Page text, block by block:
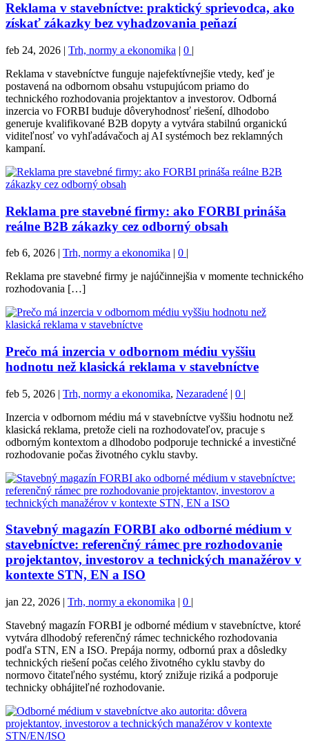
Reklama v stavebníctve: praktický sprievodca, ako
získať zákazky bez vyhadzovania peňazí
feb 24, 2026 | Trh, normy a ekonomika | 0 |
Reklama v stavebníctve funguje najefektívnejšie vtedy, keď je
postavená na odbornom obsahu vstupujúcom priamo do
technického rozhodovania projektantov a investorov. Odborná
inzercia vo FORBI buduje dôveryhodnosť riešení, dlhodobo
generuje kvalifikované B2B dopyty a vytvára stabilnú organickú
viditeľnosť vo vyhľadávačoch aj AI systémoch bez reklamných
kampaní.
Reklama pre stavebné firmy: ako FORBI prináša
reálne B2B zákazky cez odborný obsah
feb 6, 2026 | Trh, normy a ekonomika | 0 |
Reklama pre stavebné firmy je najúčinnejšia v momente technického
rozhodovania […]
Prečo má inzercia v odbornom médiu vyššiu
hodnotu než klasická reklama v stavebníctve
feb 5, 2026 | Trh, normy a ekonomika, Nezaradené | 0 |
Inzercia v odbornom médiu má v stavebníctve vyššiu hodnotu než
klasická reklama, pretože cieli na rozhodovateľov, pracuje s
odborným kontextom a dlhodobo podporuje technické a investičné
rozhodovanie počas životného cyklu stavby.
Stavebný magazín FORBI ako odborné médium v
stavebníctve: referenčný rámec pre rozhodovanie
projektantov, investorov a technických manažérov v
kontexte STN, EN a ISO
jan 22, 2026 | Trh, normy a ekonomika | 0 |
Stavebný magazín FORBI je odborné médium v stavebníctve, ktoré
vytvára dlhodobý referenčný rámec technického rozhodovania
podľa STN, EN a ISO. Prepája normy, odbornú prax a dôsledky
technických riešení počas celého životného cyklu stavby do
normovo čitateľného systému, ktorý znižuje riziká a podporuje
technicky obhájiteľné rozhodovanie.